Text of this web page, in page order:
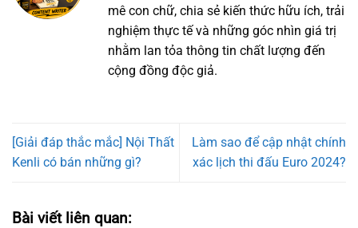
mê con chữ, chia sẻ kiến thức hữu ích, trải
nghiệm thực tế và những góc nhìn giá trị
nhằm lan tỏa thông tin chất lượng đến
cộng đồng độc giả.
[Giải đáp thắc mắc] Nội Thất
Kenli có bán những gì?
Làm sao để cập nhật chính
xác lịch thi đấu Euro 2024?
Bài viết liên quan: